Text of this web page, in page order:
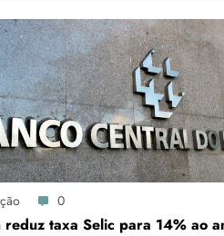
0
reduz taxa Selic para 14% ao